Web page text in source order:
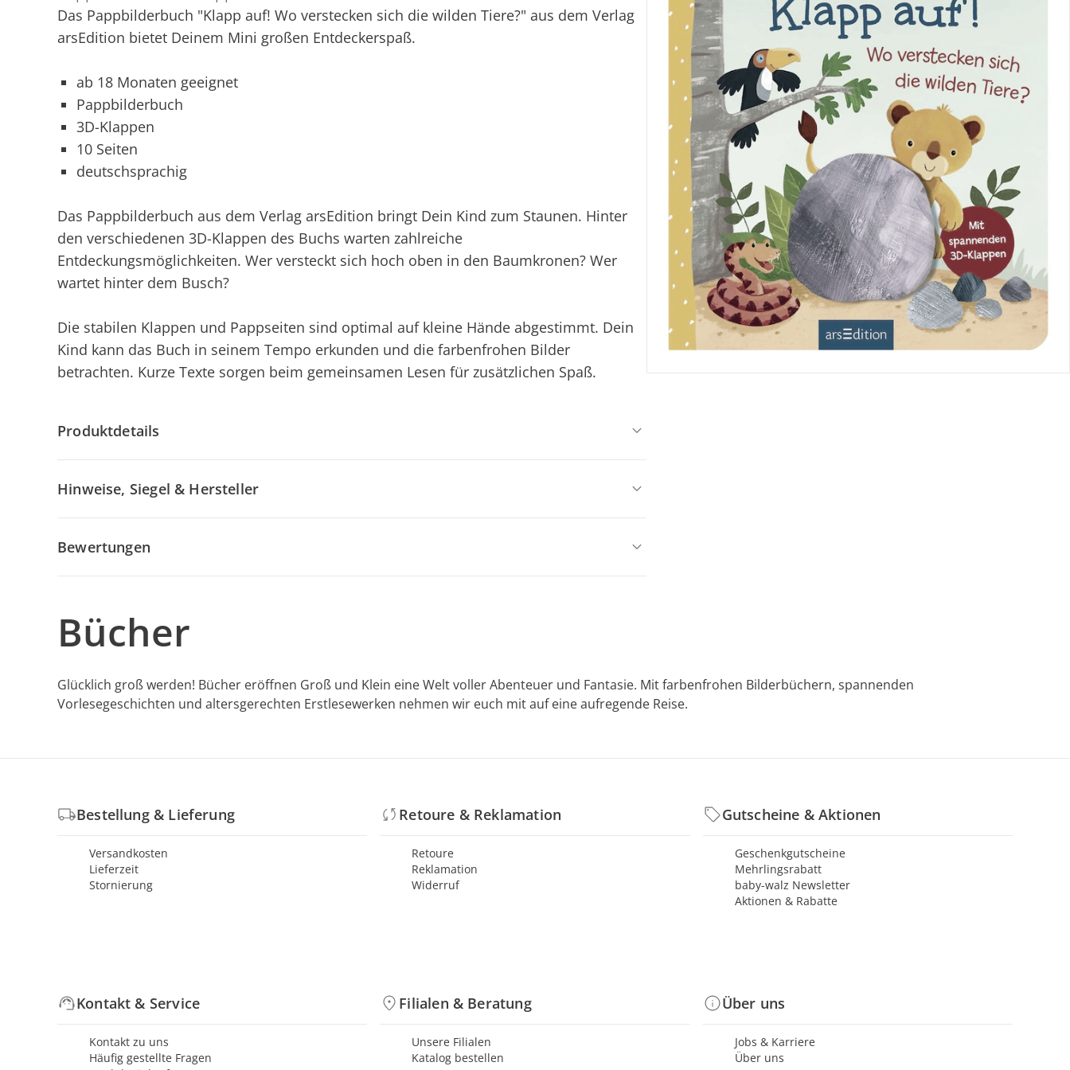
Das Pappbilderbuch "Klapp auf! Wo verstecken sich die wilden Tiere?" aus dem Verlag
arsEdition bietet Deinem Mini großen Entdeckerspaß.
ab 18 Monaten geeignet
Pappbilderbuch
3D-Klappen
10 Seiten
deutschsprachig
Das Pappbilderbuch aus dem Verlag arsEdition bringt Dein Kind zum Staunen. Hinter
den verschiedenen 3D-Klappen des Buchs warten zahlreiche
Entdeckungsmöglichkeiten. Wer versteckt sich hoch oben in den Baumkronen? Wer
wartet hinter dem Busch?
Die stabilen Klappen und Pappseiten sind optimal auf kleine Hände abgestimmt. Dein
Kind kann das Buch in seinem Tempo erkunden und die farbenfrohen Bilder
betrachten. Kurze Texte sorgen beim gemeinsamen Lesen für zusätzlichen Spaß.
Produktdetails
Hinweise, Siegel & Hersteller
Bewertungen
Bücher
Glücklich groß werden! Bücher eröffnen Groß und Klein eine Welt voller Abenteuer und Fantasie. Mit farbenfrohen Bilderbüchern, spannenden
Vorlesegeschichten und altersgerechten Erstlesewerken nehmen wir euch mit auf eine aufregende Reise.
Bestellung & Lieferung
Versandkosten
Lieferzeit
Stornierung
Retoure & Reklamation
Retoure
Reklamation
Widerruf
Gutscheine & Aktionen
Geschenkgutscheine
Mehrlingsrabatt
baby-walz Newsletter
Aktionen & Rabatte
Kontakt & Service
Kontakt zu uns
Häufig gestellte Fragen
Filialen & Beratung
Unsere Filialen
Katalog bestellen
Über uns
Jobs & Karriere
Über uns